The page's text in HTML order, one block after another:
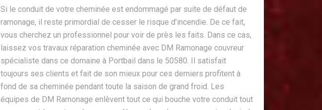
Si le conduit de votre cheminée est endommagé par suite de défaut de
ramonage, il reste primordial de cesser le risque d’incendie. De ce fait,
vous cherchez un professionnel pour voir de près les faits. Dans ce cas,
laissez vos travaux réparation cheminée avec DM Ramonage couvreur
spécialiste dans ce domaine à Portbail dans le 50580. Il satisfait
toujours ses clients et fait de son mieux pour ces derniers profitent à
fond de sa cheminée pendant toute la saison de grand froid. Les
équipes de DM Ramonage enlèvent tout ce qui bouche votre conduit tout